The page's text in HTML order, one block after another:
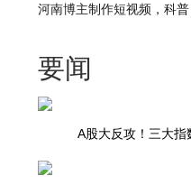
师”
河南博主制作短视频，科
要闻
A股大反攻！三大指